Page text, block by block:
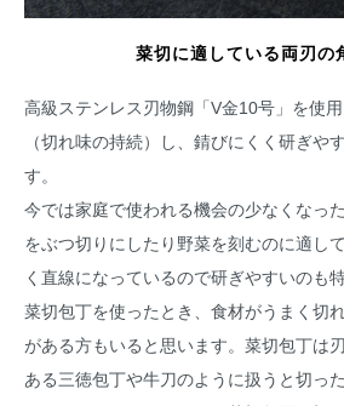
菜切に適している両刃の
高級ステンレス刃物鋼「V金10号」を使
（切れ味の持続）し、錆びにくく研ぎや
す。
今では家庭で使われる機会の少なくなっ
をぶつ切りにしたり野菜を刻むのに適し
く直線になっているので研ぎやすいのも特
菜切包丁を使ったとき、食材がうまく切
がある方もいると思います。菜切包丁は
ある三徳包丁や牛刀のように扱うと切っ